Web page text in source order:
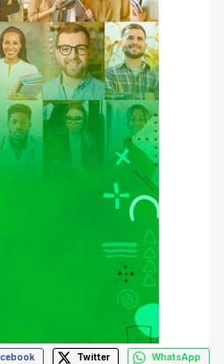
Twitter WhatsApp